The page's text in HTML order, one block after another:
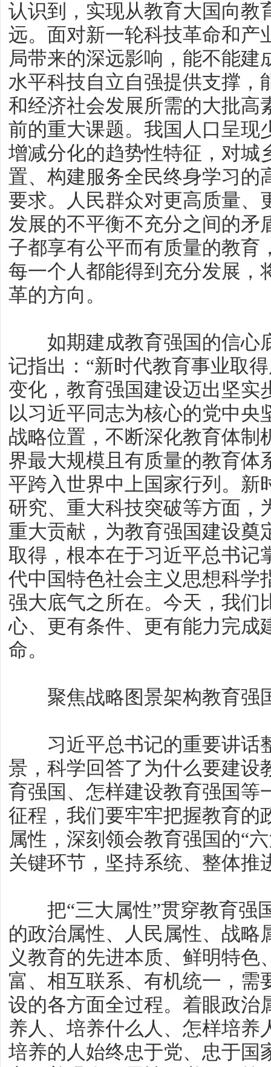
认识到，实现从教育大国向教
远。面对新一轮科技革命和产
局带来的深远影响，能不能建
水平科技自立自强提供支撑，
和经济社会发展所需的大批高
前的重大课题。我国人口呈现
增减分化的趋势性特征，对城
置、构建服务全民终身学习的
要求。人民群众对更高质量、
发展的不平衡不充分之间的矛
子都享有公平而有质量的教育
每一个人都能得到充分发展，
革的方向。
如期建成教育强国的信心
记指出：“新时代教育事业取
变化，教育强国建设迈出坚实
以习近平同志为核心的党中央
战略位置，不断深化教育体制
界最大规模且有质量的教育体
平跨入世界中上国家行列。新
研究、重大科技突破等方面，
重大贡献，为教育强国建设奠
取得，根本在于习近平总书记
代中国特色社会主义思想科学
强大底气之所在。今天，我们
心、更有条件、更有能力完成
命。
聚焦战略图景架构教育强
习近平总书记的重要讲话
景，科学回答了为什么要建设
育强国、怎样建设教育强国等
征程，我们要牢牢把握教育的
属性，深刻领会教育强国的“
关键环节，坚持系统、整体推
把“三大属性”贯穿教育强
的政治属性、人民属性、战略
义教育的先进本质、鲜明特色
富、相互联系、有机统一，需
设的各方面全过程。着眼政治
养人、培养什么人、怎样培养
培养的人始终忠于党、忠于国